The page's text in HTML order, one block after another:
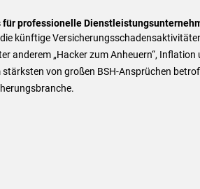
professionelle
die künftige
anderem „Hacker zum Anheuern“, Inflation
von großen BSH-Ansprüchen